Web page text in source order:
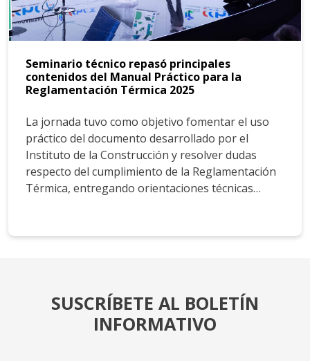
Seminario técnico repasó principales
contenidos del Manual Práctico para la
Reglamentación Térmica 2025
La jornada tuvo como objetivo fomentar el uso
práctico del documento desarrollado por el
Instituto de la Construcción y resolver dudas
respecto del cumplimiento de la Reglamentación
Térmica, entregando orientaciones técnicas…
SUSCRÍBETE AL BOLETÍN
INFORMATIVO